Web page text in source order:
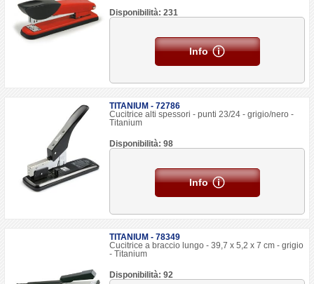
Disponibilità: 231
Info
TITANIUM - 72786
Cucitrice alti spessori - punti 23/24 - grigio/nero -
Titanium
Disponibilità: 98
Info
TITANIUM - 78349
Cucitrice a braccio lungo - 39,7 x 5,2 x 7 cm - grigio
- Titanium
Disponibilità: 92